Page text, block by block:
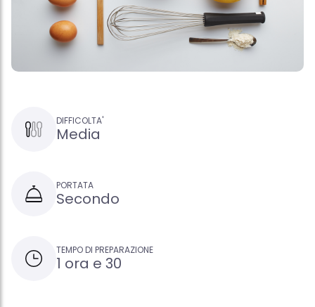
DIFFICOLTA'
Media
PORTATA
Secondo
TEMPO DI PREPARAZIONE
1 ora e 30